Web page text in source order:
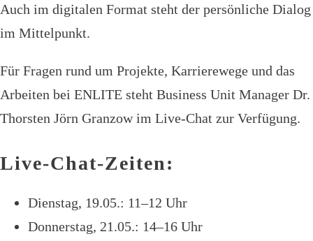
Auch im digitalen Format steht der persönliche Dialog
im Mittelpunkt.
Für Fragen rund um Projekte, Karrierewege und das
Arbeiten bei ENLITE steht Business Unit Manager Dr.
Thorsten Jörn Granzow im Live-Chat zur Verfügung.
Live-Chat-Zeiten:
Dienstag, 19.05.: 11–12 Uhr
Donnerstag, 21.05.: 14–16 Uhr